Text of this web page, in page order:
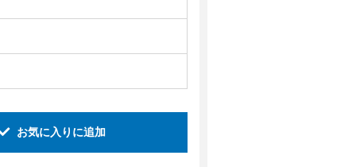
お気に入りに追加